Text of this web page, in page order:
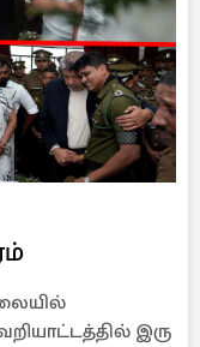
இரு